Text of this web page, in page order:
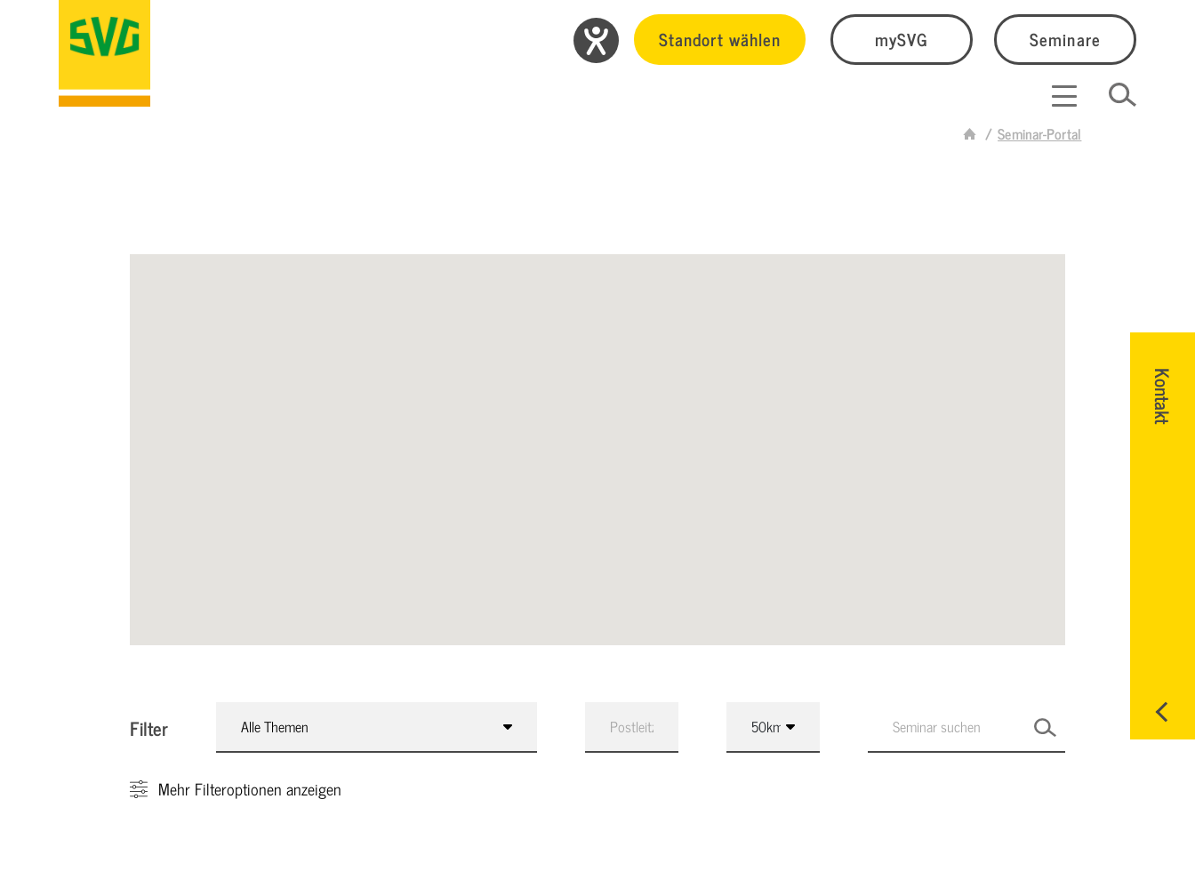
Standort wählen mySVG Seminare
Seminar-Portal
Kontakt
Filter Alle Themen
Mehr Filteroptionen anzeigen